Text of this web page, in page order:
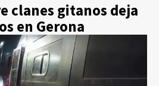
clanes gitanos deja
en Gerona